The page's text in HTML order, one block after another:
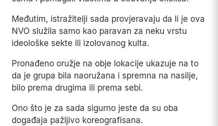
Međutim, istražitelji sada provjeravaju da li je ova
NVO služila samo kao paravan za neku vrstu
ideološke sekte ili izolovanog kulta.
Pronađeno oružje na obje lokacije ukazuje na to
da je grupa bila naoružana i spremna na nasilje,
bilo prema drugima ili prema sebi.
Ono što je za sada sigurno jeste da su oba
događaja pažljivo koreografisana.